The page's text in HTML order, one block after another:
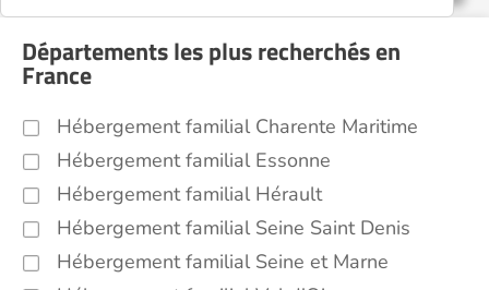
Départements les plus recherchés en
France
Hébergement familial Charente Maritime
Hébergement familial Essonne
Hébergement familial Hérault
Hébergement familial Seine Saint Denis
Hébergement familial Seine et Marne